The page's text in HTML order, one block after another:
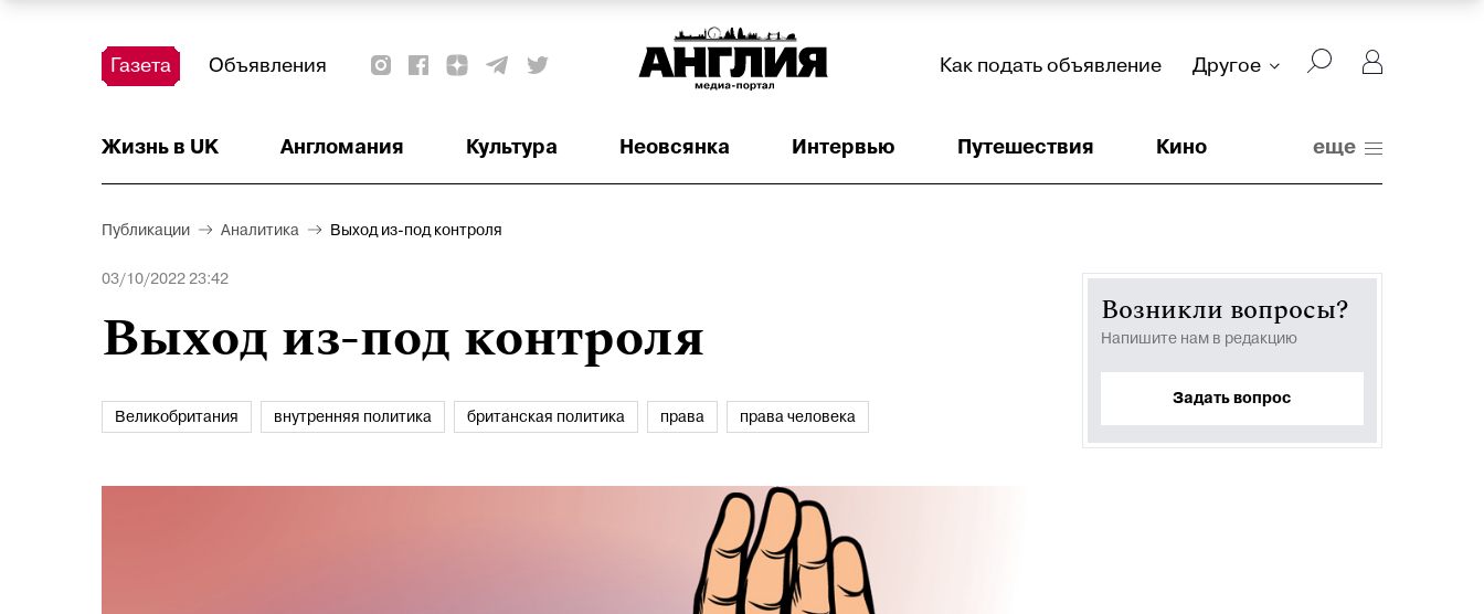
Газета Объявления Как подать объявление Другое
Жизнь в UK Англомания Культура Неовсянка Интервью Путешествия Кино
Тест
Красота и здоровье
Ваше право
Актуально
Аналитика
Читать!
Недвижимость
Наши на острове
Наши на старте
Афиша
Детское
Образование
Деньги еще
Публикации Аналитика Выход из-под контроля
03/10/2022 23:42
Выход из-под контроля
Великобритания внутренняя политика британская политика права права человека
Возникли вопросы?
Напишите нам в редакцию
Задать вопрос